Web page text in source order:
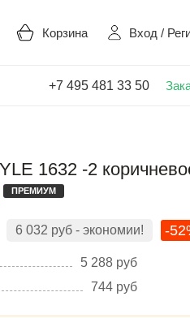
Корзина Вход /
+7 495 481 33 50
1632 -2
ПРЕМИУМ
6 032 руб - экономии! -
5 288 руб
744 руб